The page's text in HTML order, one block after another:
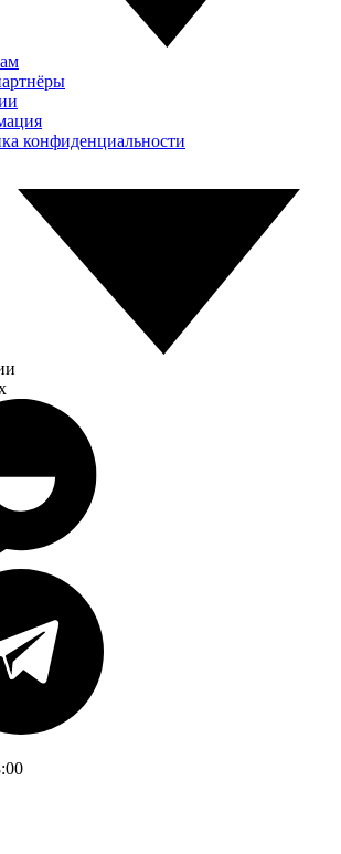
конфиденциальности